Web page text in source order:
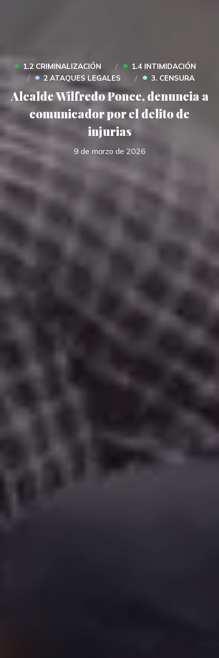
• 1.2 CRIMINALIZACIÓN • 1.4 INTIMIDACIÓN
• 2 ATAQUES LEGALES • 3. CENSURA
Alcalde Wilfredo Ponce, denuncia a
comunicador por el delito de
injurias
9 de marzo de 2026